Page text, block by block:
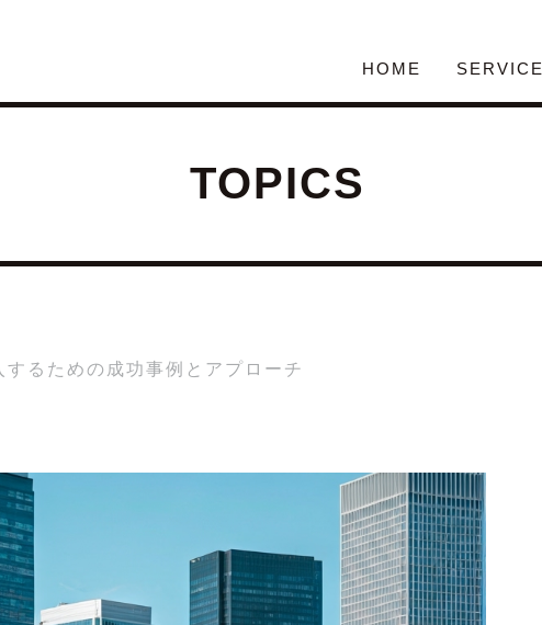
HOME SERVICE
TOPICS
るための成功事例とアプローチ